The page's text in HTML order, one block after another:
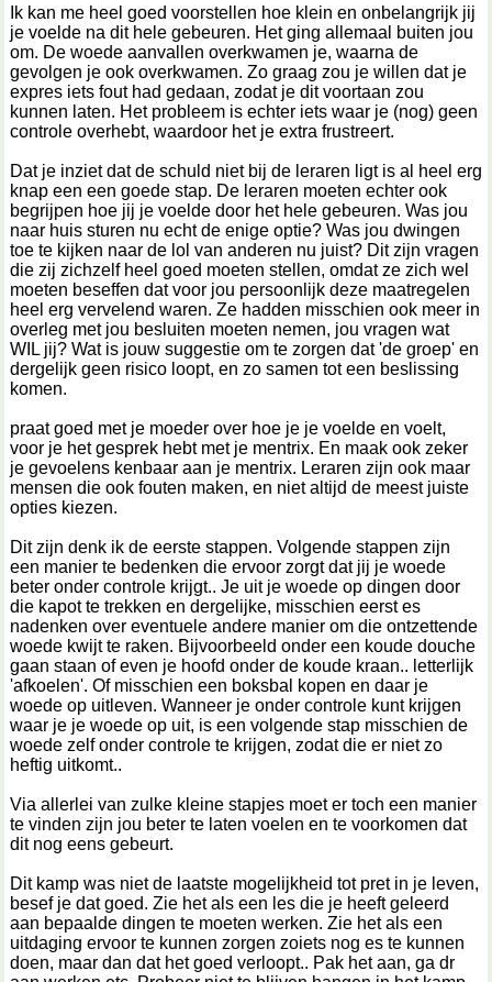
Ik kan me heel goed voorstellen hoe klein en onbelangrijk jij
je voelde na dit hele gebeuren. Het ging allemaal buiten jou
om. De woede aanvallen overkwamen je, waarna de
gevolgen je ook overkwamen. Zo graag zou je willen dat je
expres iets fout had gedaan, zodat je dit voortaan zou
kunnen laten. Het probleem is echter iets waar je (nog) geen
controle overhebt, waardoor het je extra frustreert.
Dat je inziet dat de schuld niet bij de leraren ligt is al heel erg
knap een een goede stap. De leraren moeten echter ook
begrijpen hoe jij je voelde door het hele gebeuren. Was jou
naar huis sturen nu echt de enige optie? Was jou dwingen
toe te kijken naar de lol van anderen nu juist? Dit zijn vragen
die zij zichzelf heel goed moeten stellen, omdat ze zich wel
moeten beseffen dat voor jou persoonlijk deze maatregelen
heel erg vervelend waren. Ze hadden misschien ook meer in
overleg met jou besluiten moeten nemen, jou vragen wat
WIL jij? Wat is jouw suggestie om te zorgen dat 'de groep' en
dergelijk geen risico loopt, en zo samen tot een beslissing
komen.
praat goed met je moeder over hoe je je voelde en voelt,
voor je het gesprek hebt met je mentrix. En maak ook zeker
je gevoelens kenbaar aan je mentrix. Leraren zijn ook maar
mensen die ook fouten maken, en niet altijd de meest juiste
opties kiezen.
Dit zijn denk ik de eerste stappen. Volgende stappen zijn
een manier te bedenken die ervoor zorgt dat jij je woede
beter onder controle krijgt.. Je uit je woede op dingen door
die kapot te trekken en dergelijke, misschien eerst es
nadenken over eventuele andere manier om die ontzettende
woede kwijt te raken. Bijvoorbeeld onder een koude douche
gaan staan of even je hoofd onder de koude kraan.. letterlijk
'afkoelen'. Of misschien een boksbal kopen en daar je
woede op uitleven. Wanneer je onder controle kunt krijgen
waar je je woede op uit, is een volgende stap misschien de
woede zelf onder controle te krijgen, zodat die er niet zo
heftig uitkomt..
Via allerlei van zulke kleine stapjes moet er toch een manier
te vinden zijn jou beter te laten voelen en te voorkomen dat
dit nog eens gebeurt.
Dit kamp was niet de laatste mogelijkheid tot pret in je leven,
besef je dat goed. Zie het als een les die je heeft geleerd
aan bepaalde dingen te moeten werken. Zie het als een
uitdaging ervoor te kunnen zorgen zoiets nog es te kunnen
doen, maar dan dat het goed verloopt.. Pak het aan, ga dr